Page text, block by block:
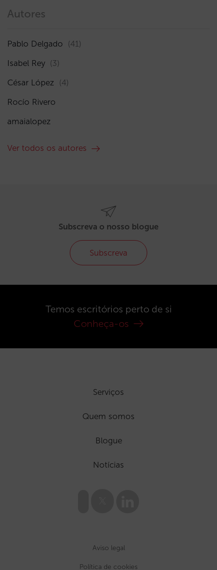
Autores
Pablo Delgado (41)
Isabel Rey (3)
César López (4)
Rocío Rivero
amaialopez
Ver todos os autores
Subscreva o nosso blogue
Subscreva
Temos escritórios perto de si
Conheça-os
Serviços
Quem somos
Blogue
Notícias
Aviso legal
Política de cookies